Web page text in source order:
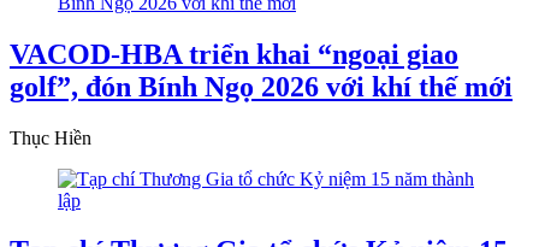
VACOD-HBA triển khai “ngoại giao
golf”, đón Bính Ngọ 2026 với khí thế mới
Thục Hiền